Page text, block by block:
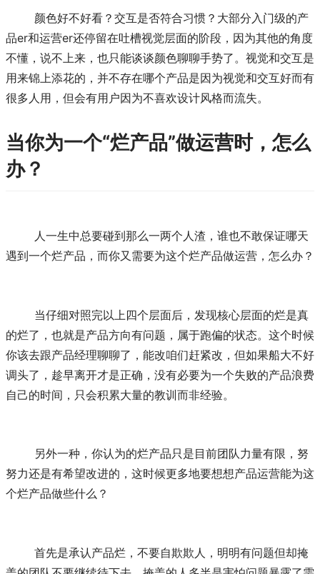
品er和运营er还停留在吐槽视觉层面的阶段，因为其他的角度
不懂，说不上来，也只能谈谈颜色聊聊手势了。视觉和交互是
用来锦上添花的，并不存在哪个产品是因为视觉和交互好而有
很多人用，但会有用户因为不喜欢设计风格而流失。
当你为一个“烂产品”做运营时，怎么
办？
遇到一个烂产品，而你又需要为这个烂产品做运营，怎么办？
的烂了，也就是产品方向有问题，属于跑偏的状态。这个时候
你该去跟产品经理聊聊了，能改咱们赶紧改，但如果船大不好
调头了，趁早离开才是正确，没有必要为一个失败的产品浪费
自己的时间，只会积累大量的教训而非经验。
努力还是有希望改进的，这时候更多地要想想产品运营能为这
个烂产品做些什么？